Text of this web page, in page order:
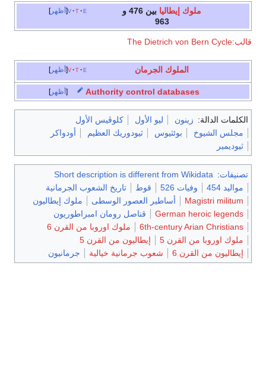
أظهر v t e ملوك إيطاليا
بين 476 و
963
قالب:The Dietrich von Bern Cycle
أظهر v t e الملوك الجرمان
أظهر Authority control databases
الكلمات الدالة: زينون ليو الأول
كلوڤيس الأول
مجلس الشيوخ
بوئثيوس ثيودوريك العظيم
أودواكر
ثيوديمير
تصنيفات:
Short description is different from Wikidata
مواليد 454
وفيات 526 قوط
تاريخ الشعوب الجرمانية
Magistri militum
أساطير العصور الوسطى
ملوك إيطاليون
German heroic legends
قناصل رومان امبراطوريون
6th-century Arian Christians
ملوك اوروبا من القرن 6
ملوك اوروبا من القرن 5
إيطاليون من القرن 5
إيطاليون من القرن 6
شعوب جرمانية خيالية جرمانيون